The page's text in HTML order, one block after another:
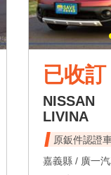
已收訂
NISSAN
LIVINA
原鈑件認證
嘉義縣 / 廣一